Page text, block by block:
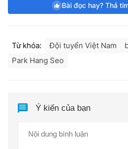
Bài đọc hay? Thả
Từ khóa: Đội tuyển Việt Nam
Park Hang Seo
Ý kiến của bạn